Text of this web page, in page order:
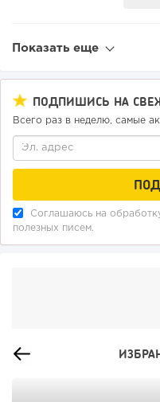
Показать еще
ПОДПИШИСЬ НА
Всего раз в неделю, самые
Соглашаюсь на
полезных писем.